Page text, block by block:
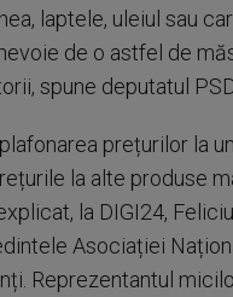
laptele, uleiul sau
de o astfel de
spune deputatul
prețurilor la
la alte produse
la DIGI24,
Asociației
Reprezentantul